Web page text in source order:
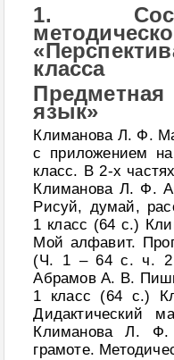
1.
класса
язык»
Климанова Л. Ф.
с приложением
класс. В 2-х
Климанова Л. Ф.
Рисуй, думай,
1 класс (64 с.)
Мой алфавит.
(Ч. 1 – 64 с. ч.
Абрамов А. В.
1 класс (64 с.)
Дидактический
Климанова Л.
грамоте.